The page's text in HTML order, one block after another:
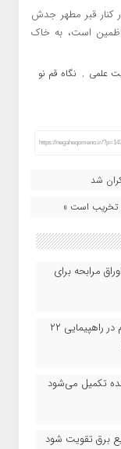
کنار قبر مطهر جدش
است، به خاک
علمی , نگاه قم نو
https://negaheqomeno.ir/
شد
و تخریب است »
تومان اوراق مرابحه برای
حضور حماسی و باشکوه مردم قم در راهپیمایی ۲۲
برق تقویت شود